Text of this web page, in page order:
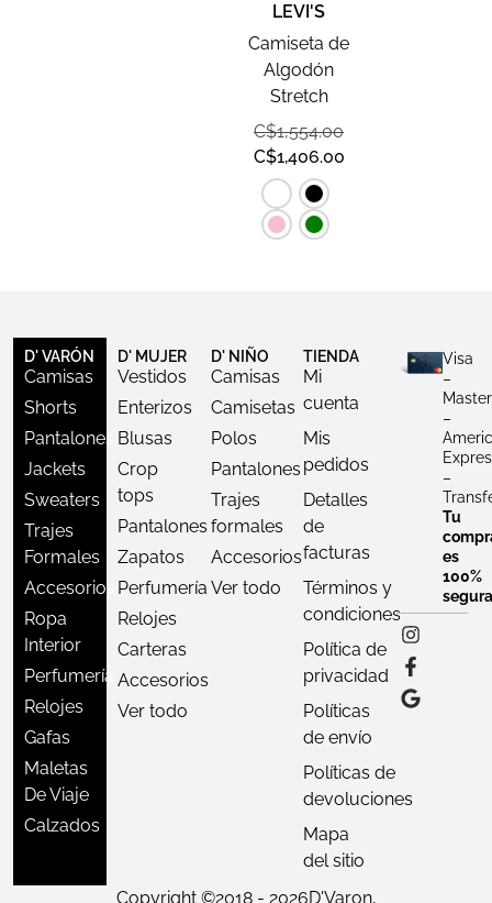
LEVI'S
Camiseta de
Algodón
Stretch
C$1,554.00
C$1,406.00
D' VARÓN
Camisas
Shorts
Pantalones
Jackets
Sweaters
Trajes
Formales
Accesorios
Ropa
Interior
Perfumería
Relojes
Gafas
Maletas
De Viaje
Calzados
D' MUJER
Vestidos
Enterizos
Blusas
Crop
tops
Pantalones
Zapatos
Perfumería
Relojes
Carteras
Accesorios
Ver todo
D' NIÑO
Camisas
Camisetas
Polos
Pantalones
Trajes
formales
Accesorios
Ver todo
TIENDA
Mi
cuenta
Mis
pedidos
Detalles
de
facturas
Términos y
condiciones
Política de
privacidad
Políticas
de envío
Políticas de
devoluciones
Mapa
del sitio
Visa
–
–
–
Tu
es
100%
segura
Copyright ©2018 - 2026D'Varon,